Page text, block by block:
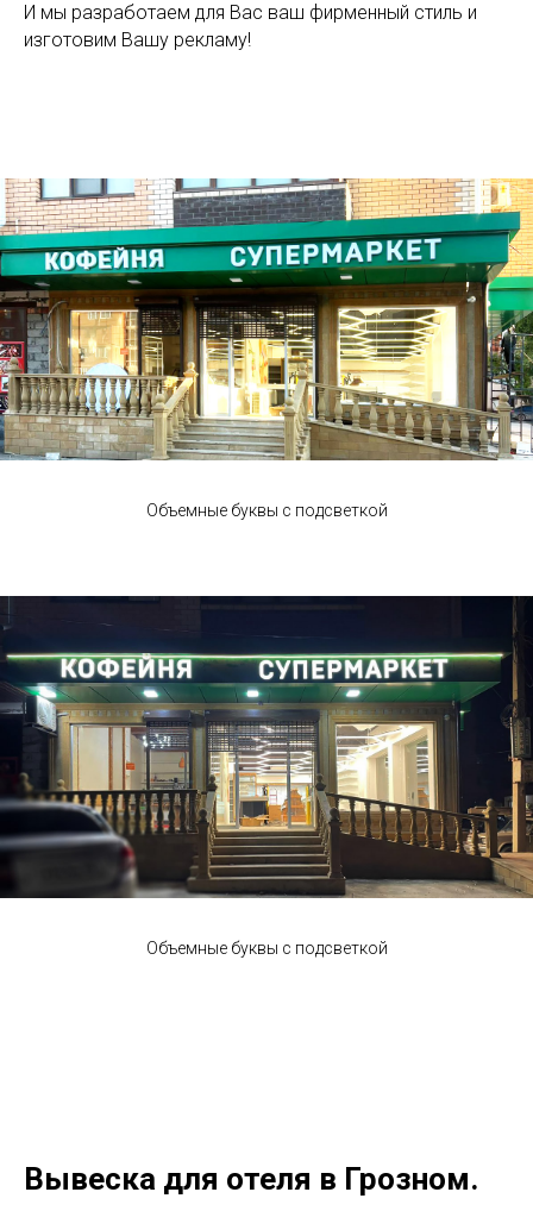
И мы разработаем для Вас ваш фирменный стиль и
изготовим Вашу рекламу!
Объемные буквы с подсветкой
Объемные буквы с подсветкой
Вывеска для отеля в Грозном.